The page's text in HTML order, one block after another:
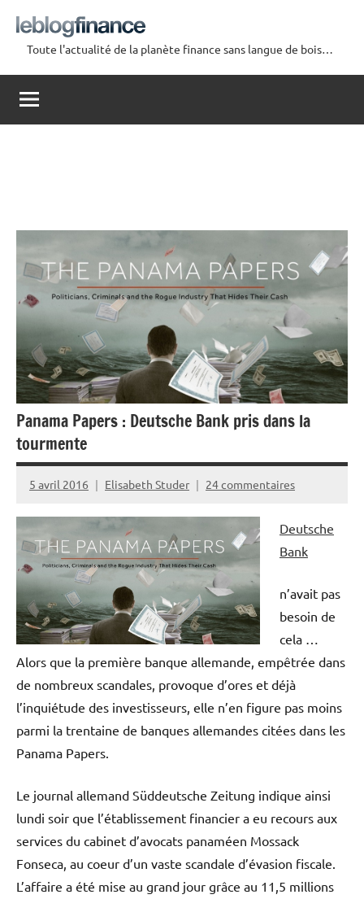
contenu
Le
Blog
Finance
Toute l'actualité de la planète finance sans langue de bois…
Panama Papers : Deutsche Bank pris dans la
tourmente
5 avril 2016 Elisabeth Studer 24 commentaires
Deutsche
Bank
n’avait pas
besoin de
cela …
Alors que la première banque allemande, empêtrée dans
de nombreux scandales, provoque d’ores et déjà
l’inquiétude des investisseurs, elle n’en figure pas moins
parmi la trentaine de banques allemandes citées dans les
Panama Papers.
Le journal allemand Süddeutsche Zeitung indique ainsi
lundi soir que l’établissement financier a eu recours aux
services du cabinet d’avocats panaméen Mossack
Fonseca, au coeur d’un vaste scandale d’évasion fiscale.
L’affaire a été mise au grand jour grâce au 11,5 millions